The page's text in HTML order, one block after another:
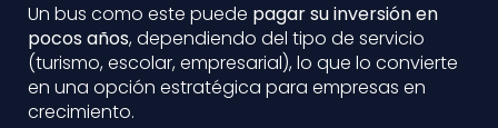
Un bus como este puede pagar su inversión en
pocos años, dependiendo del tipo de servicio
(turismo, escolar, empresarial), lo que lo convierte
en una opción estratégica para empresas en
crecimiento.